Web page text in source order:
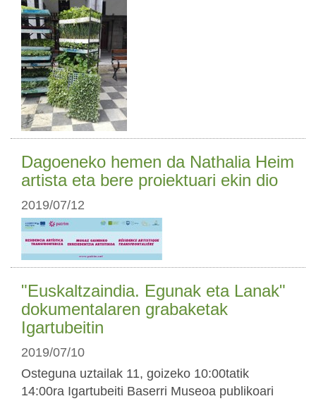
Dagoeneko hemen da Nathalia Heim
artista eta bere proiektuari ekin dio
2019/07/12
"Euskaltzaindia. Egunak eta Lanak"
dokumentalaren grabaketak
Igartubeitin
2019/07/10
Osteguna uztailak 11, goizeko 10:00tatik
14:00ra Igartubeiti Baserri Museoa publikoari